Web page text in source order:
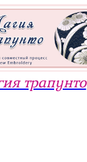
трапунто